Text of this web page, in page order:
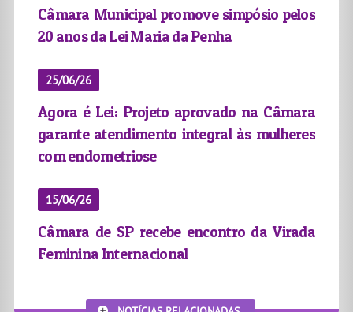
Câmara Municipal promove simpósio pelos
20 anos da Lei Maria da Penha
25/06/26
Agora é Lei: Projeto aprovado na Câmara
garante atendimento integral às mulheres
com endometriose
15/06/26
Câmara de SP recebe encontro da Virada
Feminina Internacional